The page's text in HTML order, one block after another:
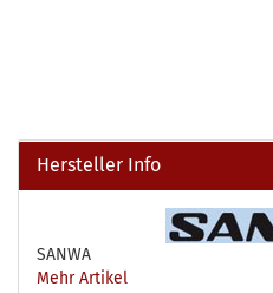
Hersteller Info
SANWA
Mehr Artikel